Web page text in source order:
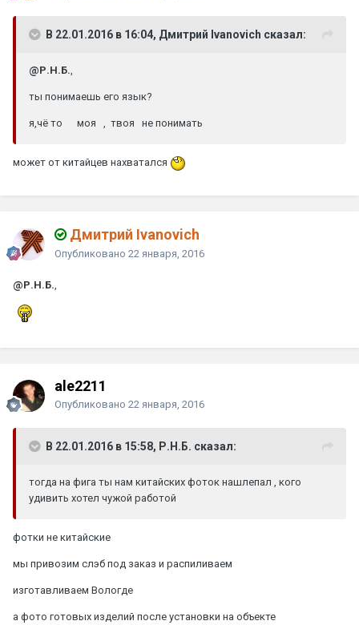
В 22.01.2016 в 16:04, Дмитрий Ivanovich сказал:
@Р.Н.Б.,
ты понимаешь его язык?
я,чё то моя , твоя не понимать
может от китайцев нахватался
Дмитрий Ivanovich
Опубликовано 22 января, 2016
@Р.Н.Б.,
ale2211
Опубликовано 22 января, 2016
В 22.01.2016 в 15:58, Р.Н.Б. сказал:
тогда на фига ты нам китайских фоток нашлепал , кого
удивить хотел чужой работой
фотки не китайские
мы привозим слэб под заказ и распиливаем
изготавливаем Вологде
а фото готовых изделий после установки на объекте